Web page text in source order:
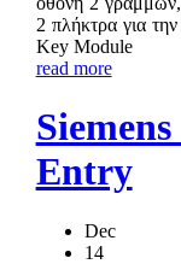
2 πλήκτρα για
Key Module
read more
Entry
Dec
14